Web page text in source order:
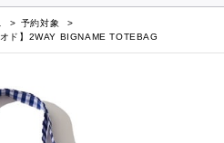
予約対象
ド】2WAY BIGNAME TOTEBAG